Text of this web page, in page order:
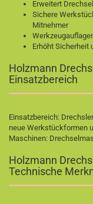
Erweitert
Sichere
Mitnehmer
Erhöht Sicherheit
Holzmann
Einsatzbereich
Einsatzbereich:
neue Werkstückformen
Maschinen:
Holzmann
Technische